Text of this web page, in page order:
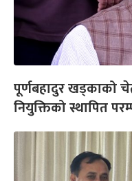
पूर्णबहादुर खड्काको
नियुक्तिको स्थापित